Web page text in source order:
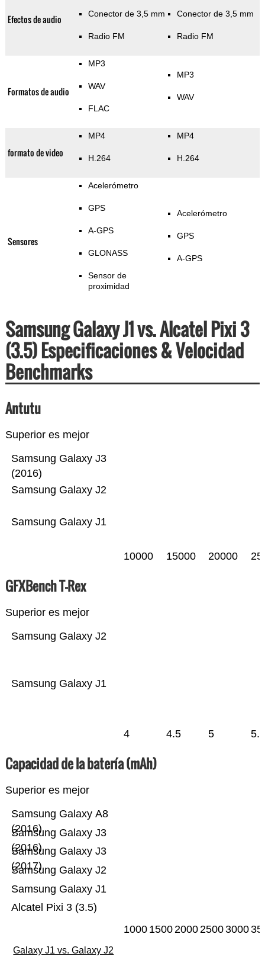
Efectos de audio Conector de 3,5 mm
Radio FM
Conector de 3,5 mm
Radio FM
Formatos de audio
MP3
WAV
FLAC
MP3
WAV
formato de video
MP4
H.264
MP4
H.264
Sensores
Acelerómetro
GPS
A-GPS
GLONASS
Sensor de
proximidad
Acelerómetro
GPS
A-GPS
Samsung Galaxy J1 vs. Alcatel Pixi 3
(3.5) Especificaciones & Velocidad
Benchmarks
Antutu
Superior es mejor
Samsung Galaxy J1
Samsung Galaxy J2
Samsung Galaxy J3
(2016)
10000 15000 20000
GFXBench T-Rex
Superior es mejor
Samsung Galaxy J1
Samsung Galaxy J2
4 4.5 5 5.5
Capacidad de la batería (mAh)
Superior es mejor
Alcatel Pixi 3 (3.5)
Samsung Galaxy J1
Samsung Galaxy J2
Samsung Galaxy J3
(2017)
Samsung Galaxy J3
(2016)
Samsung Galaxy A8
(2016)
1000 1500200025003000
Galaxy J1 vs. Galaxy J2